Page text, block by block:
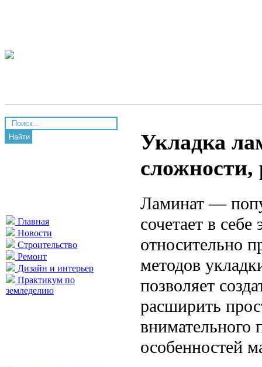
Найти
Главная
Новости
Строительство
Ремонт
Дизайн и интерьер
Практикум по
земледелию
Укладка
сложности,
Ламинат —
сочетает в
относительно
методов
позволяет
расширить
внимательного
особенностей